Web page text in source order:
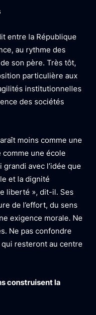
entre la République
au rythme des
son père. Très tôt,
particulière aux
institutionnelles
des sociétés
moins comme une
une école
grandi avec l’idée que
et la dignité
liberté », dit-il. Ses
de l’effort, du sens
exigence morale. Ne
Ne pas confondre
resteront au centre
construisent la